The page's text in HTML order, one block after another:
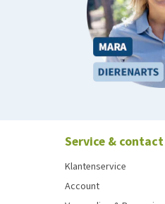
Service & contact
Klantenservice
Account